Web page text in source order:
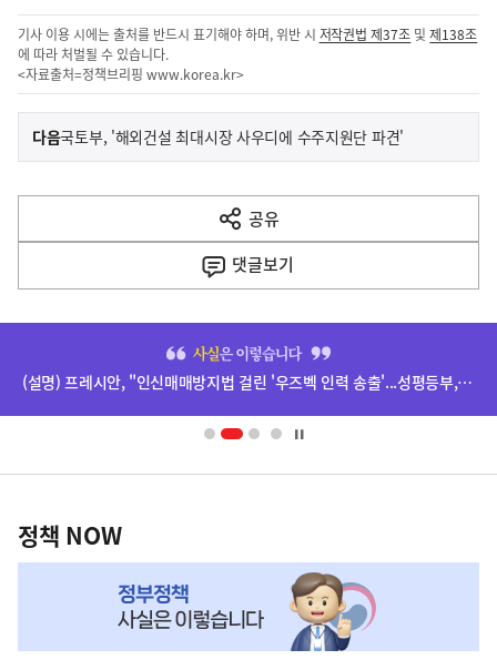
기사 이용 시에는 출처를 반드시 표기해야 하며, 위반 시 저작권법 제37조 및제138조
에 따라 처벌될 수 있습니다.
<자료출처=정책브리핑 www.korea.kr>
이
전
다
음
다음기
국토부, '해외건설 최대시장 사우디에 수주지원단 파견'
공유
열
기
댓글보기
영
(설명) 프레시안, "인신매매방지법 걸린 '우즈벡 인력 송출'...성평등부,노동·법무부에 개선 요청" 관련
책
NOW,
정책 NOW